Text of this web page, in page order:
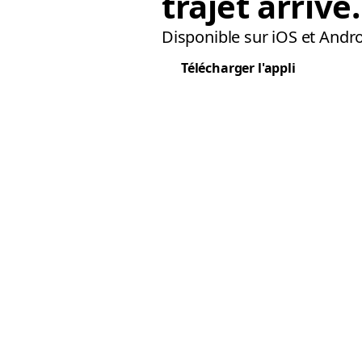
Disponible sur iOS et
Télécharger l'appli